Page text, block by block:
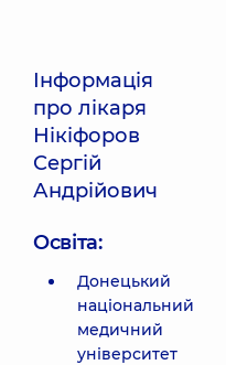
Інформація
про лікаря
Нікіфоров
Сергій
Андрійович
Освіта:
Донецький
національний
медичний
університет